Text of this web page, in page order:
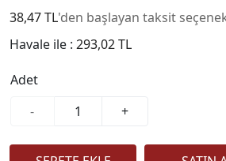
38,47 TL'den başlayan taksit
Havale ile : 293,02 TL
Adet
-
+